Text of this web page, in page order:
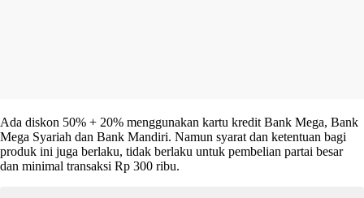
Ada diskon 50% + 20% menggunakan kartu kredit Bank Mega, Bank
Mega Syariah dan Bank Mandiri. Namun syarat dan ketentuan bagi
produk ini juga berlaku, tidak berlaku untuk pembelian partai besar
dan minimal transaksi Rp 300 ribu.